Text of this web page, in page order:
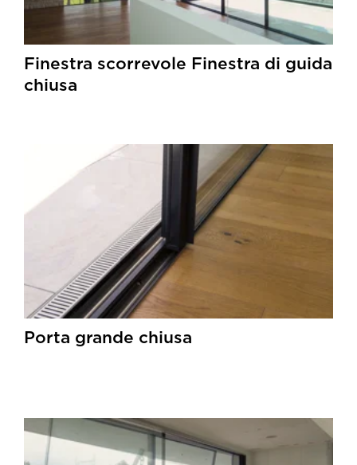
Finestra scorrevole Finestra di guida
chiusa
Porta grande chiusa